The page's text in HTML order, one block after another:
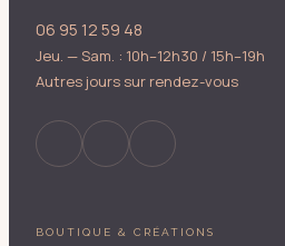
06 95 12 59 48
Jeu. — Sam. : 10h–12h30 / 15h–19h
Autres jours sur rendez-vous
BOUTIQUE & CRÉATIONS